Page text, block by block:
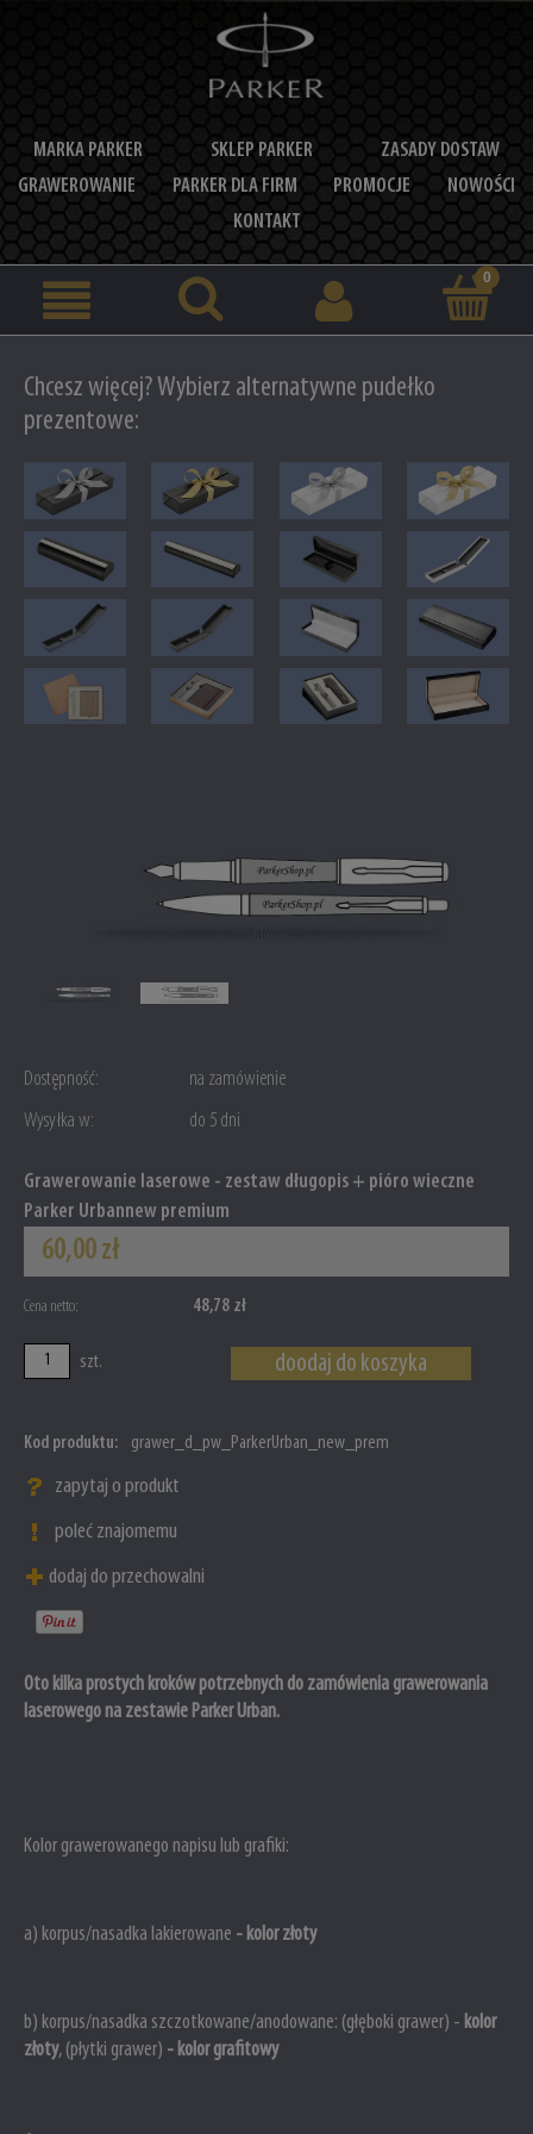
MARKA PARKER SKLEP PARKER
ZASADY DOSTAW
GRAWEROWANIE
PARKER DLA FIRM PROMOCJE
NOWOŚCI
KONTAKT
Chcesz więcej? Wybierz alternatywne pudełko
prezentowe:
Dostępność:
na zamówienie
Wysyłka w:
do 5 dni
Grawerowanie laserowe - zestaw długopis + pióro wieczne
Parker Urbannew premium
60,00 zł
Cena netto: 48,78 zł
szt. doodaj do koszyka
Kod produktu: grawer_d_pw_ParkerUrban_new_prem
zapytaj o produkt
poleć znajomemu
dodaj do przechowalni
Oto kilka prostych kroków potrzebnych do zamówienia grawerowania
laserowego na zestawie Parker Urban.
Kolor grawerowanego napisu lub grafiki:
a) korpus/nasadka lakierowane - kolor złoty
b) korpus/nasadka szczotkowane/anodowane: (głęboki grawer) - kolor
złoty, (płytki grawer) - kolor grafitowy